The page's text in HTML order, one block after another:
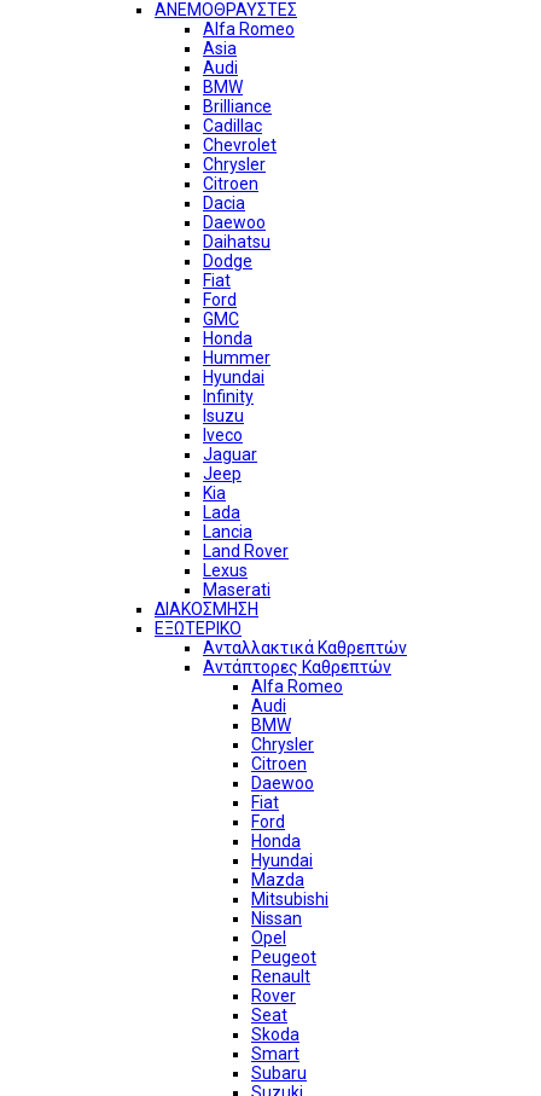
ΑΝΕΜΟΘΡΑΥΣΤΕΣ
Alfa Romeo
Asia
Audi
BMW
Brilliance
Cadillac
Chevrolet
Chrysler
Citroen
Dacia
Daewoo
Daihatsu
Dodge
Fiat
Ford
GMC
Honda
Hummer
Hyundai
Infinity
Isuzu
Iveco
Jaguar
Jeep
Kia
Lada
Lancia
Land Rover
Lexus
Maserati
ΔΙΑΚΟΣΜΗΣΗ
ΕΞΩΤΕΡΙΚΟ
Ανταλλακτικά Καθρεπτών
Αντάπτορες Καθρεπτών
Alfa Romeo
Audi
BMW
Chrysler
Citroen
Daewoo
Fiat
Ford
Honda
Hyundai
Mazda
Mitsubishi
Nissan
Opel
Peugeot
Renault
Rover
Seat
Skoda
Smart
Subaru